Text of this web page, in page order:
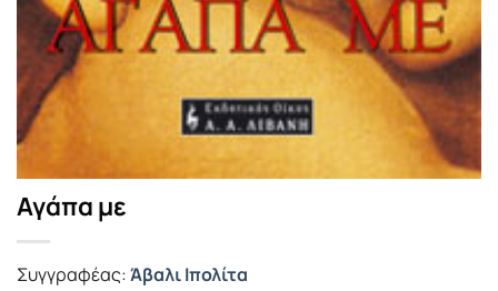
Αγάπα με
Συγγραφέας:Άβαλι Ιπολίτα